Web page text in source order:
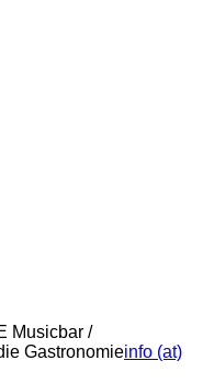
Musicbar /
Gastronomieinfo (at)